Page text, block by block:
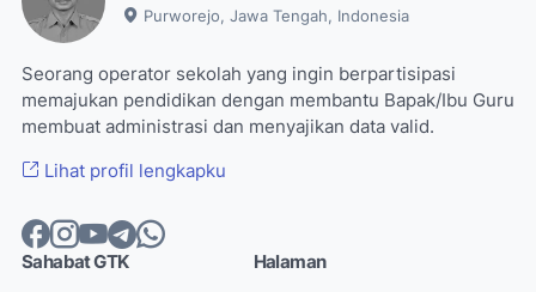
Purworejo, Jawa Tengah, Indonesia
Seorang operator sekolah yang ingin berpartisipasi
memajukan pendidikan dengan membantu Bapak/Ibu Guru
membuat administrasi dan menyajikan data valid.
Lihat profil lengkapku
Sahabat GTK Halaman